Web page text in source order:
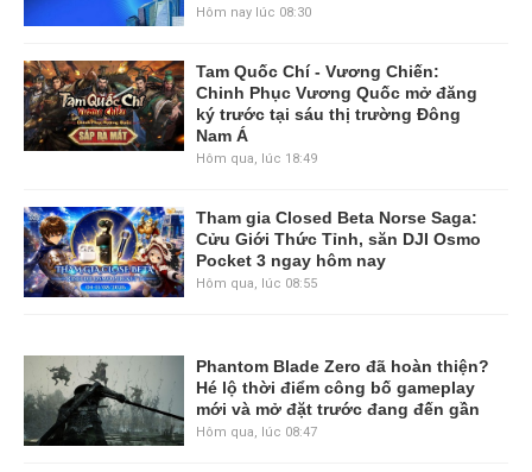
Hôm nay lúc 08:30
Tam Quốc Chí - Vương Chiến:
Chinh Phục Vương Quốc mở đăng
ký trước tại sáu thị trường Đông
Nam Á
Hôm qua, lúc 18:49
Tham gia Closed Beta Norse Saga:
Cửu Giới Thức Tỉnh, săn DJI Osmo
Pocket 3 ngay hôm nay
Hôm qua, lúc 08:55
Phantom Blade Zero đã hoàn thiện?
Hé lộ thời điểm công bố gameplay
mới và mở đặt trước đang đến gần
Hôm qua, lúc 08:47